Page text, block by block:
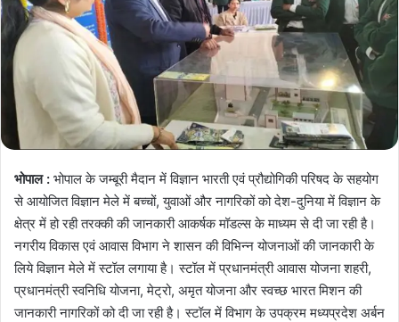
भोपाल : भोपाल के जम्बूरी मैदान में विज्ञान भारती एवं प्रौद्योगिकी परिषद के सहयोग
से आयोजित विज्ञान मेले में बच्चों, युवाओं और नागरिकों को देश-दुनिया में विज्ञान के
क्षेत्र में हो रही तरक्की की जानकारी आकर्षक मॉडल्स के माध्यम से दी जा रही है।
नगरीय विकास एवं आवास विभाग ने शासन की विभिन्न योजनाओं की जानकारी के
लिये विज्ञान मेले में स्टॉल लगाया है। स्टॉल में प्रधानमंत्री आवास योजना शहरी,
प्रधानमंत्री स्वनिधि योजना, मेट्रो, अमृत योजना और स्वच्छ भारत मिशन की
जानकारी नागरिकों को दी जा रही है। स्टॉल में विभाग के उपक्रम मध्यप्रदेश अर्बन